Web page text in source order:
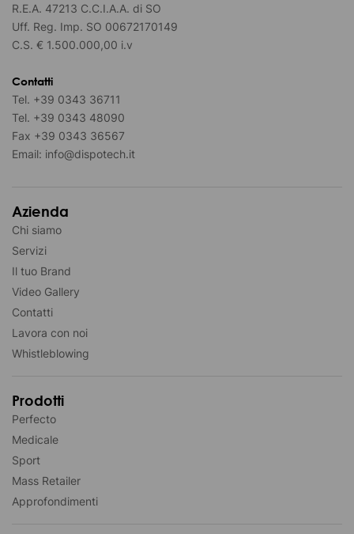
R.E.A. 47213 C.C.I.A.A. di SO
Uff. Reg. Imp. SO 00672170149
C.S. € 1.500.000,00 i.v
Contatti
Tel. +39 0343 36711
Tel. +39 0343 48090
Fax +39 0343 36567
Email: info@dispotech.it
Azienda
Chi siamo
Servizi
Il tuo Brand
Video Gallery
Contatti
Lavora con noi
Whistleblowing
Prodotti
Perfecto
Medicale
Sport
Mass Retailer
Approfondimenti